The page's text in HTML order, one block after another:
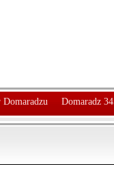
Domaradz